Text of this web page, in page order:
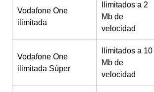
Vodafone One
ilimitada
Ilimitados a 2
Mb de
velocidad
Vodafone One
ilimitada Súper
Ilimitados a 10
Mb de
velocidad